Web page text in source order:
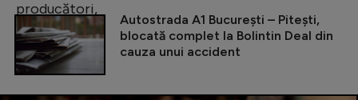
Autostrada A1 București – Pitești,
blocată complet la Bolintin Deal din
cauza unui accident